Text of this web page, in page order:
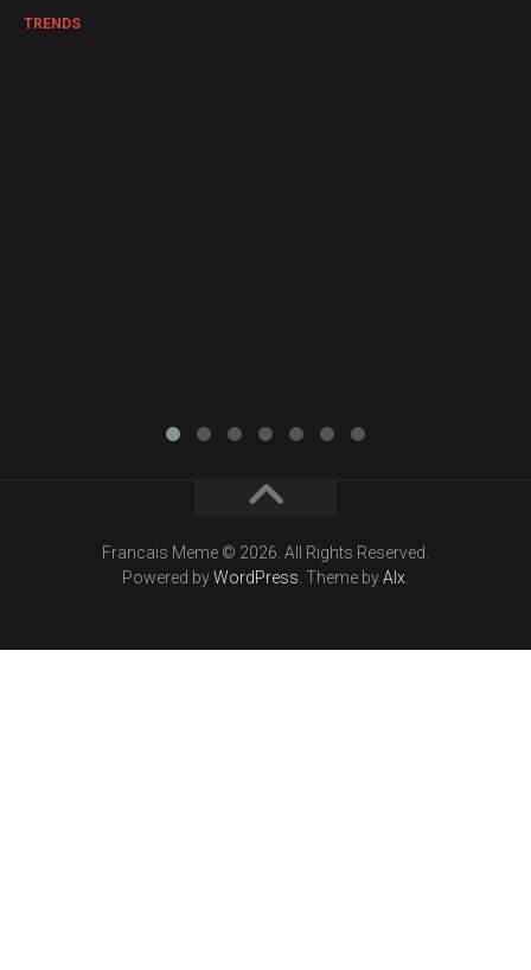
TRENDS
Francais Meme © 2026. All Rights Reserved.
Powered byWordPress . Theme byAlx